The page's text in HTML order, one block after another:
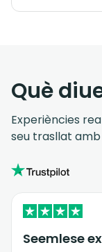
Què
Experiències
seu trasllat